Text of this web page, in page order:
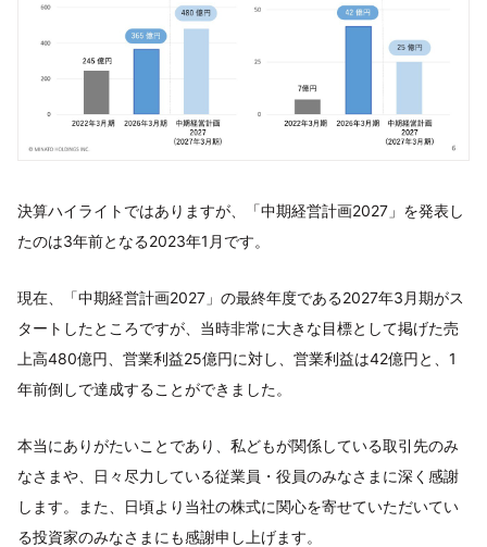
決算ハイライトではありますが、「中期経営計画2027」を発表し
たのは3年前となる2023年1月です。
現在、「中期経営計画2027」の最終年度である2027年3月期がス
タートしたところですが、当時非常に大きな目標として掲げた売
上高480億円、営業利益25億円に対し、営業利益は42億円と、1
年前倒しで達成することができました。
本当にありがたいことであり、私どもが関係している取引先のみ
なさまや、日々尽力している従業員・役員のみなさまに深く感謝
します。また、日頃より当社の株式に関心を寄せていただいてい
る投資家のみなさまにも感謝申し上げます。